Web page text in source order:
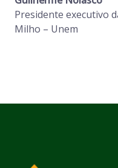
Presidente executivo
Milho – Unem